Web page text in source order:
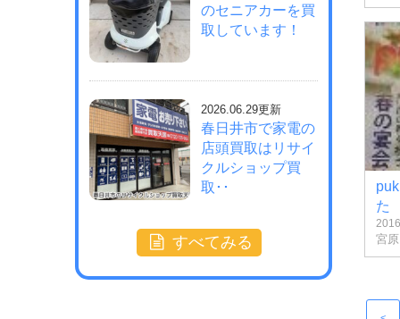
た
宮原
のセニアカーを買
取しています！
2026.06.29更新
春日井市で家電の
店頭買取はリサイ
クルショップ買
取･･
すべてみる